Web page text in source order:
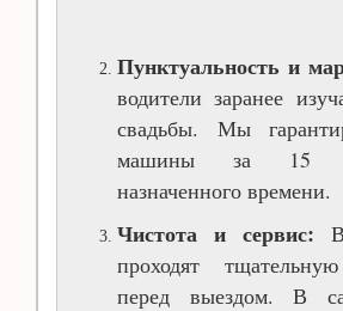
Пунктуальность и
водители заранее
свадьбы. Мы
машины за 15
назначенного времени.
Чистота и сервис:
проходят
перед выездом. В